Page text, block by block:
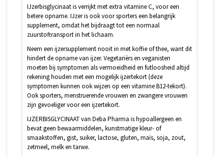
IJzerbisglycinaat is verrijkt met extra vitamine C, voor een
betere opname. IJzer is ook voor sporters een belangrijk
supplement, omdat het bijdraagt tot een normaal
zuurstoftransport in het lichaam.
Neem een ijzersupplement nooit in met koffie of thee, want dit
hindert de opname van ijzer. Vegetariërs en veganisten
moeten bij symptomen als vermoeidheid en futloosheid altijd
rekening houden met een mogelijk ijzertekort (deze
symptomen kunnen ook wijzen op een vitamine B12-tekort).
Ook sporters, menstruerende vrouwen en zwangere vrouwen
zijn gevoeliger voor een ijzertekort.
IJZERBISGLYCINAAT van Deba Pharma is hypoallergeen en
bevat geen bewaarmiddelen, kunstmatige kleur- of
smaakstoffen, gist, suiker, lactose, gluten, maïs, soja, zout,
zetmeel, melk en tarwe.